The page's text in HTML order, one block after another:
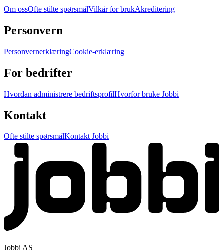
Om ossOfte stilte spørsmålVilkår for brukAkreditering
Personvern
PersonvernerklæringCookie-erklæring
For bedrifter
Hvordan administrere bedriftsprofilHvorfor bruke Jobbi
Kontakt
Ofte stilte spørsmålKontakt Jobbi
Jobbi AS